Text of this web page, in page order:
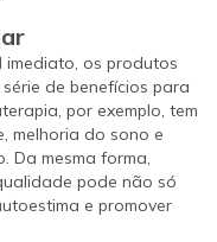
imediato, os produtos
de benefícios para
por exemplo, tem
melhoria do sono e
Da mesma forma,
pode não só
e promover